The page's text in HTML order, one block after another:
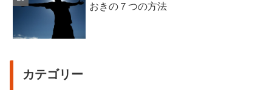
おきの７つの方法
カテゴリー